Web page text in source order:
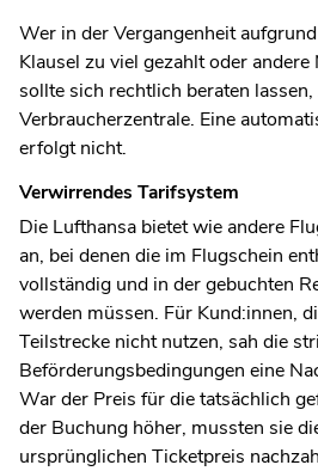
Wer in der Vergangenheit
Klausel zu viel gezahlt oder
sollte sich rechtlich beraten
Verbraucherzentrale. Eine
erfolgt nicht.
Verwirrendes Tarifsystem
Die Lufthansa bietet wie andere
an, bei denen die im Flugschein
vollständig und in der gebuchten
werden müssen. Für Kund:innen,
Teilstrecke nicht nutzen, sah die
Beförderungsbedingungen eine
War der Preis für die tatsächlich
der Buchung höher, mussten sie
ursprünglichen Ticketpreis